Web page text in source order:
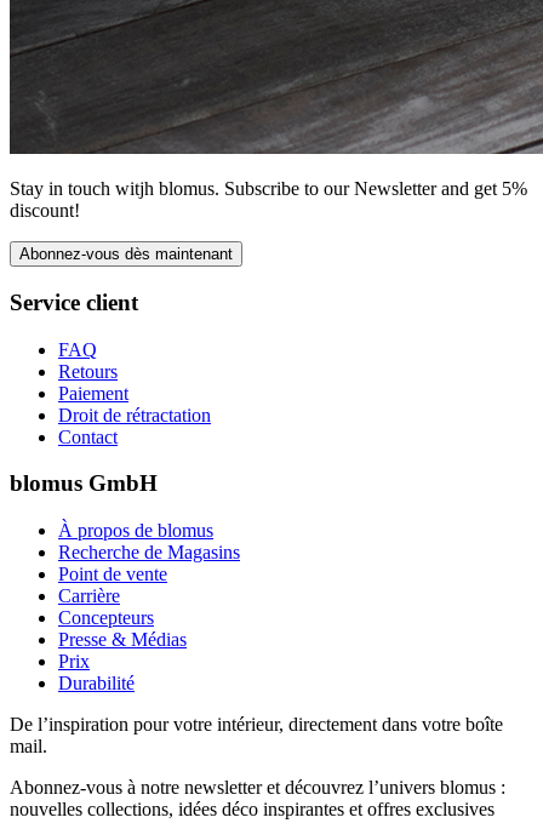
Stay in touch witjh blomus. Subscribe to our Newsletter and get 5%
discount!
Abonnez-vous dès maintenant
Service client
FAQ
Retours
Paiement
Droit de rétractation
Contact
blomus GmbH
À propos de blomus
Recherche de Magasins
Point de vente
Carrière
Concepteurs
Presse & Médias
Prix
Durabilité
De l’inspiration pour votre intérieur, directement dans votre boîte
mail.
Abonnez-vous à notre newsletter et découvrez l’univers blomus :
nouvelles collections, idées déco inspirantes et offres exclusives